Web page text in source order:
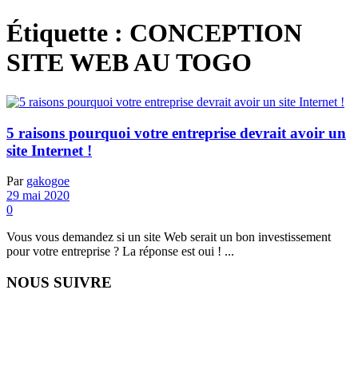
Étiquette : CONCEPTION
SITE WEB AU TOGO
5 raisons pourquoi votre entreprise devrait avoir un
site Internet !
Par gakogoe
29 mai 2020
0
Vous vous demandez si un site Web serait un bon investissement
pour votre entreprise ? La réponse est oui ! ...
NOUS SUIVRE